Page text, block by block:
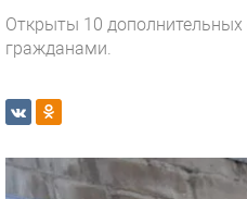
Открыты 10
гражданами.